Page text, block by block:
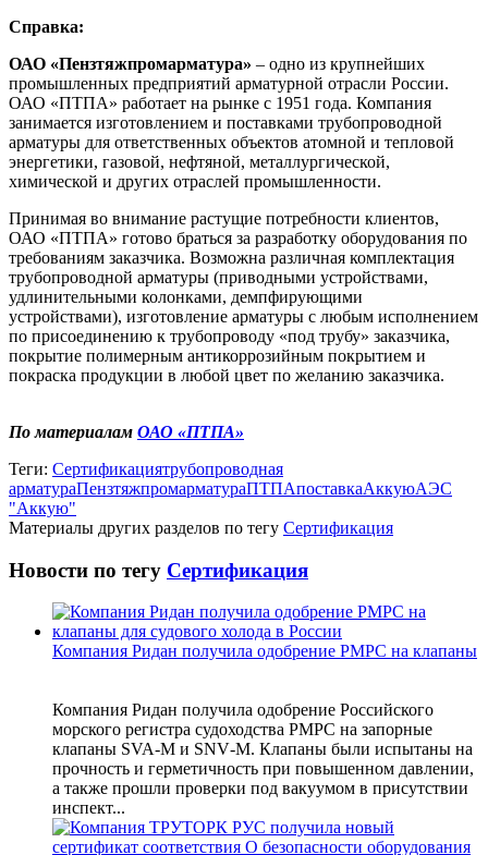
Справка:
ОАО «Пензтяжпромарматура» ‒ одно из крупнейших
промышленных предприятий арматурной отрасли России.
ОАО «ПТПА» работает на рынке с 1951 года. Компания
занимается изготовлением и поставками трубопроводной
арматуры для ответственных объектов атомной и тепловой
энергетики, газовой, нефтяной, металлургической,
химической и других отраслей промышленности.
Принимая во внимание растущие потребности клиентов,
ОАО «ПТПА» готово браться за разработку оборудования по
требованиям заказчика. Возможна различная комплектация
трубопроводной арматуры (приводными устройствами,
удлинительными колонками, демпфирующими
устройствами), изготовление арматуры с любым исполнением
по присоединению к трубопроводу «под трубу» заказчика,
покрытие полимерным антикоррозийным покрытием и
покраска продукции в любой цвет по желанию заказчика.
По материалам ОАО «ПТПА»
Теги: Сертификациятрубопроводная
арматураПензтяжпромарматураПТПАпоставкаАккуюАЭС
"Аккую"
Материалы других разделов по тегу Сертификация
Новости по тегу Сертификация
Компания Ридан получила одобрение РМРС на клапаны
Компания Ридан получила одобрение Российского
морского регистра судоходства РМРС на запорные
клапаны SVA‑M и SNV‑M. Клапаны были испытаны на
прочность и герметичность при повышенном давлении,
а также прошли проверки под вакуумом в присутствии
инспект...